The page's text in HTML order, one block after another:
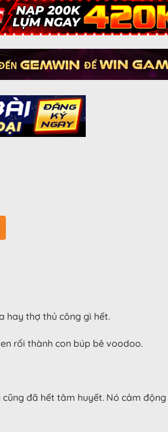
hay thợ thủ công gì hết.
rối thành con búp bê voodoo.
đã hết tâm huyết. Nó cảm